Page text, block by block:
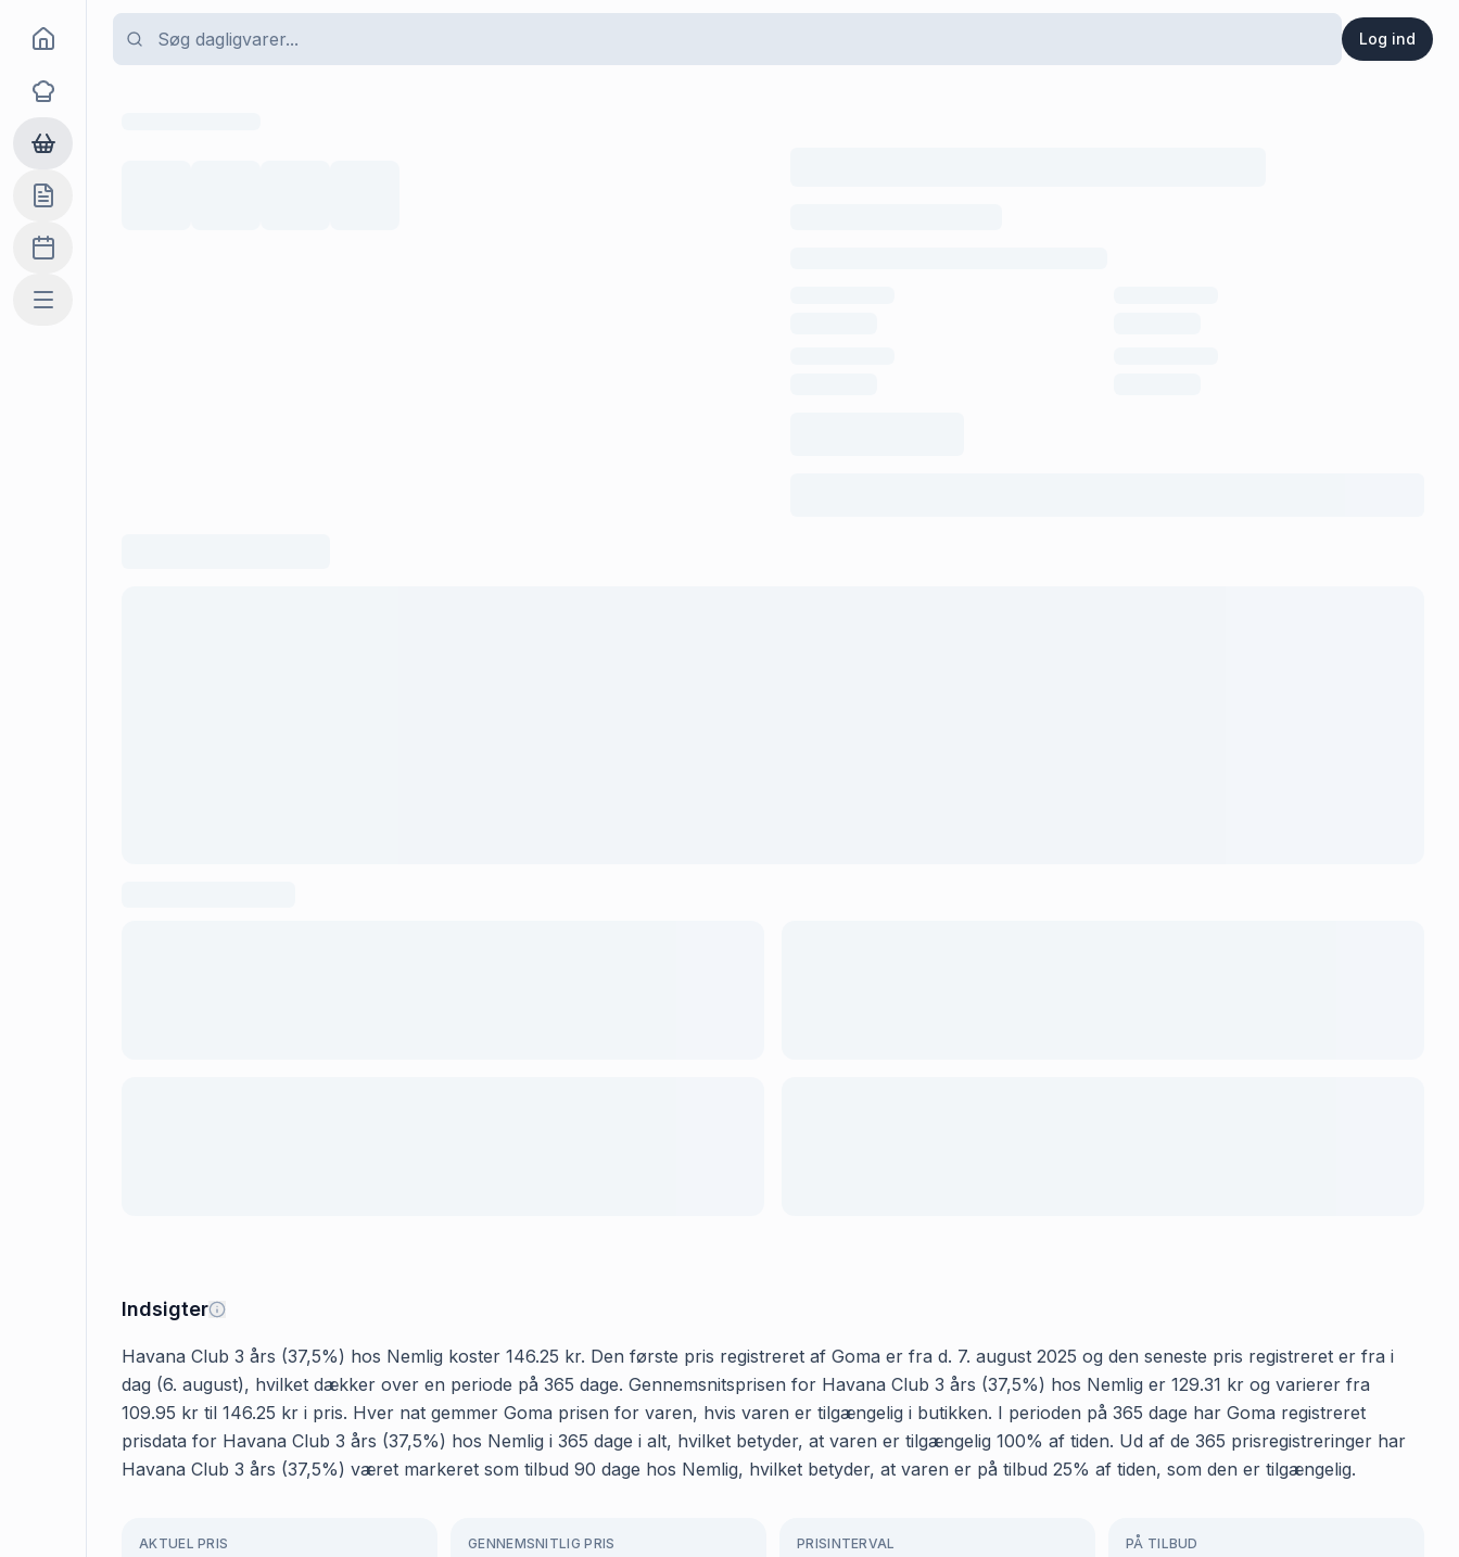
Log ind
Goma
Opskrifter
Dagligvarer
Indkøbslisten
Madplan
Mere
Indsigter
Havana Club 3 års (37,5%) hos Nemlig koster 146.25 kr. Den første pris registreret af Goma er fra d. 7. august 2025 og den seneste pris registreret er fra i
dag (6. august), hvilket dækker over en periode på 365 dage. Gennemsnitsprisen for Havana Club 3 års (37,5%) hos Nemlig er 129.31 kr og varierer fra
109.95 kr til 146.25 kr i pris. Hver nat gemmer Goma prisen for varen, hvis varen er tilgængelig i butikken. I perioden på 365 dage har Goma registreret
prisdata for Havana Club 3 års (37,5%) hos Nemlig i 365 dage i alt, hvilket betyder, at varen er tilgængelig 100% af tiden. Ud af de 365 prisregistreringer har
Havana Club 3 års (37,5%) været markeret som tilbud 90 dage hos Nemlig, hvilket betyder, at varen er på tilbud 25% af tiden, som den er tilgængelig.
AKTUEL PRIS GENNEMSNITLIG PRIS PRISINTERVAL PÅ TILBUD